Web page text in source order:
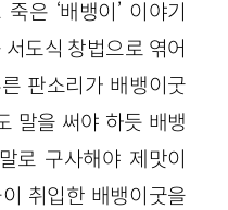
죽은 ‘배뱅이’ 이야기
서도식 창법으로 엮어
판소리가 배뱅이굿
말을 써야 하듯 배뱅
로 구사해야 제맛이
취입한 배뱅이굿을